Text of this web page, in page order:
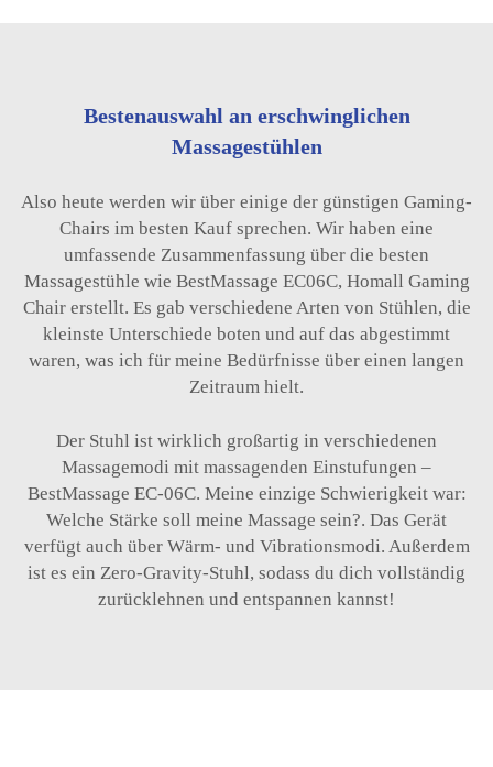
Bestenauswahl an erschwinglichen
Massagestühlen
Also heute werden wir über einige der günstigen Gaming-
Chairs im besten Kauf sprechen. Wir haben eine
umfassende Zusammenfassung über die besten
Massagestühle wie BestMassage EC06C, Homall Gaming
Chair erstellt. Es gab verschiedene Arten von Stühlen, die
kleinste Unterschiede boten und auf das abgestimmt
waren, was ich für meine Bedürfnisse über einen langen
Zeitraum hielt.
Der Stuhl ist wirklich großartig in verschiedenen
Massagemodi mit massagenden Einstufungen –
BestMassage EC-06C. Meine einzige Schwierigkeit war:
Welche Stärke soll meine Massage sein?. Das Gerät
verfügt auch über Wärm- und Vibrationsmodi. Außerdem
ist es ein Zero-Gravity-Stuhl, sodass du dich vollständig
zurücklehnen und entspannen kannst!